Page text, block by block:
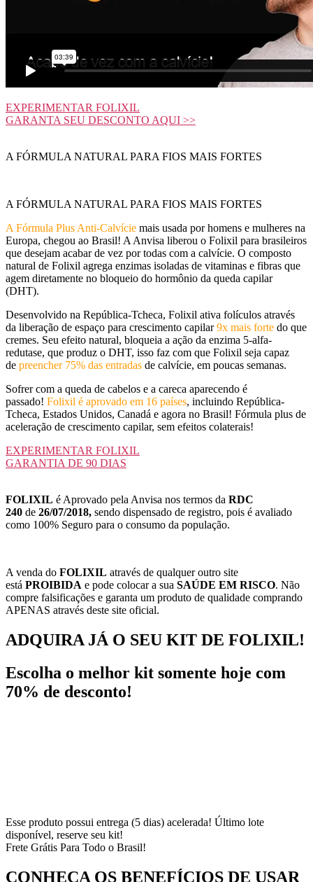
EXPERIMENTAR FOLIXIL
GARANTA SEU DESCONTO AQUI >>
A FÓRMULA NATURAL PARA FIOS MAIS FORTES
A FÓRMULA NATURAL PARA FIOS MAIS FORTES
A Fórmula Plus Anti-Calvície mais usada por homens e mulheres na
Europa, chegou ao Brasil! A Anvisa liberou o Folixil para brasileiros
que desejam acabar de vez por todas com a calvície. O composto
natural de Folixil agrega enzimas isoladas de vitaminas e fibras que
agem diretamente no bloqueio do hormônio da queda capilar
(DHT).
Desenvolvido na República-Tcheca, Folixil ativa folículos através
da liberação de espaço para crescimento capilar9x mais forte do que
cremes. Seu efeito natural, bloqueia a ação da enzima 5-alfa-
redutase, que produz o DHT, isso faz com que Folixil seja capaz
de preencher 75% das entradas de calvície, em poucas semanas.
Sofrer com a queda de cabelos e a careca aparecendo é
passado! Folixil é aprovado em 16 países, incluindo República-
Tcheca, Estados Unidos, Canadá e agora no Brasil! Fórmula plus de
aceleração de crescimento capilar, sem efeitos colaterais!
EXPERIMENTAR FOLIXIL
GARANTIA DE 90 DIAS
FOLIXIL é Aprovado pela Anvisa nos termos da RDC
240 de 26/07/2018, sendo dispensado de registro, pois é avaliado
como 100% Seguro para o consumo da população.
A venda do FOLIXIL através de qualquer outro site
está PROIBIDA e pode colocar a sua SAÚDE EM RISCO. Não
compre falsificações e garanta um produto de qualidade comprando
APENAS através deste site oficial.
ADQUIRA JÁ O SEU KIT DE FOLIXIL!
Escolha o melhor kit somente hoje com
70% de desconto!
Esse produto possui entrega (5 dias) acelerada! Último lote
disponível, reserve seu kit!
Frete Grátis Para Todo o Brasil!
CONHEÇA OS BENEFÍCIOS DE USAR